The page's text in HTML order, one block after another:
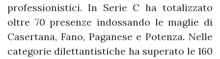
professionistici. In Serie C ha totalizzato
oltre 70 presenze indossando le maglie di
Casertana, Fano, Paganese e Potenza. Nelle
categorie dilettantistiche ha superato le 160